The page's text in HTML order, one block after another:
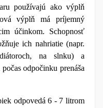
používajú ako výplň
výplň má príjemný
účinkom. Schopnosť
ich nahriatie (napr.
na slnku) a
odpočinku prenáša
odpovedá 6 - 7 litrom